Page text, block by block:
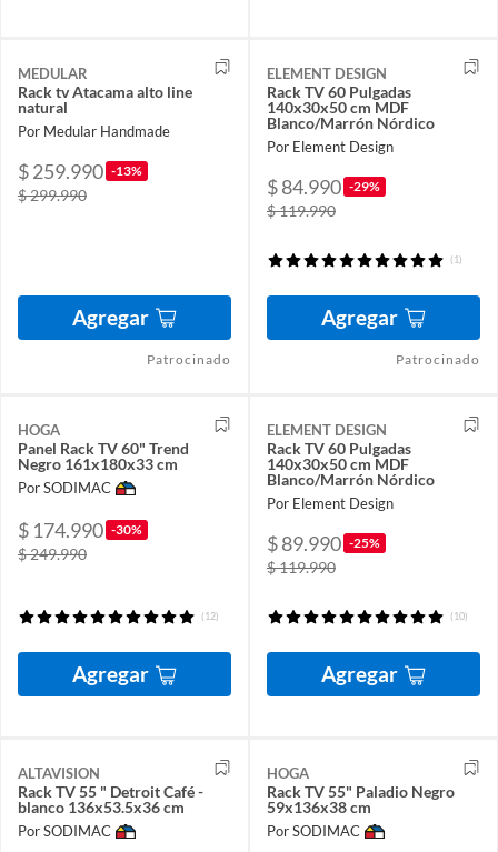
MEDULAR
Rack tv Atacama alto line
natural
Por Medular Handmade
$ 259.990 -13%
$ 299.990
Agregar
Patrocinado
ELEMENT DESIGN
Rack TV 60 Pulgadas
140x30x50 cm MDF
Blanco/Marrón Nórdico
Por Element Design
$ 84.990 -29%
$ 119.990
(1)
Agregar
Patrocinado
HOGA
Panel Rack TV 60" Trend
Negro 161x180x33 cm
Por SODIMAC
$ 174.990 -30%
$ 249.990
(12)
Agregar
ELEMENT DESIGN
Rack TV 60 Pulgadas
140x30x50 cm MDF
Blanco/Marrón Nórdico
Por Element Design
$ 89.990 -25%
$ 119.990
(10)
Agregar
ALTAVISION
Rack TV 55 " Detroit Café -
blanco 136x53.5x36 cm
Por SODIMAC
HOGA
Rack TV 55" Paladio Negro
59x136x38 cm
Por SODIMAC